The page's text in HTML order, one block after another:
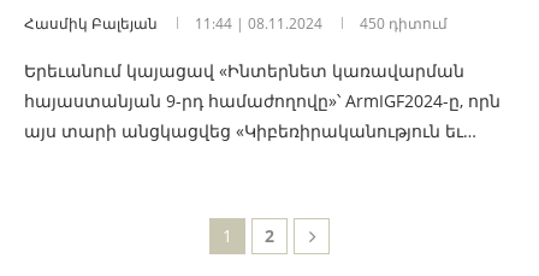
Հասմիկ Բալեյան 11:44 | 08.11.2024 450 դիտում
Երեւանում կայացավ «Ինտերնետ կառավարման
հայաստանյան 9-րդ համաժողովը»՝ ArmIGF2024-ը, որն
այս տարի անցկացվեց «Կիբեռիրականություն եւ…
1 2